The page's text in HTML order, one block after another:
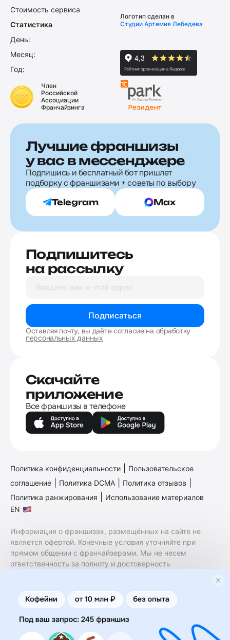
Стоимость сервиса
Статистика
День:
Месяц:
Год:
Логотип сделан в
Студии Артемия Лебедева
Член
Российской
Ассоциации
Франчайзинга
Лучшие франшизы
у вас в мессенджере
Подпишись и бесплатный бот пришлет
подборку с франшизами + советы по выбору
Telegram Max
Подпишитесь
на рассылку
Подписаться
Оставляя почту, вы даёте согласие на обработку
персональных данных
Скачайте
приложение
Все франшизы в телефоне
Политика конфиденциальности
Пользовательское
соглашение
Политика DCMA Политика отзывов
Политика ранжирования
Использование материалов
EN
Информация о франшизах, размещённых на сайте не
является офертой. Конечные условия уточняйте при
прямом общении с франчайзерами. Мы не несем
ответственность за полноту и достоверность
финансовые услуги. Заключение договоров
коммерческой концессии (франчайзинга) осуществляется
правообладателями/их представителями. Бизнесменс.ру
не является посредником или представителем